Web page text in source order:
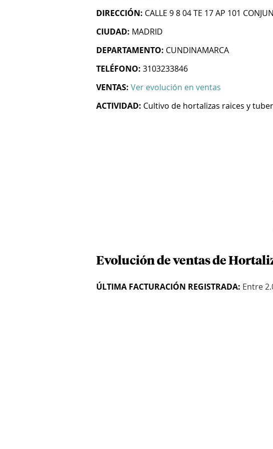
DIRECCIÓN: CALLE 9 8 04 TE 17 AP 101
CIUDAD: MADRID
DEPARTAMENTO: CUNDINAMARCA
TELÉFONO: 3103233846
VENTAS: Ver evolución en ventas
ACTIVIDAD: Cultivo de hortalizas raices y
Evolución de ventas de
ÚLTIMA FACTURACIÓN REGISTRADA: Entre